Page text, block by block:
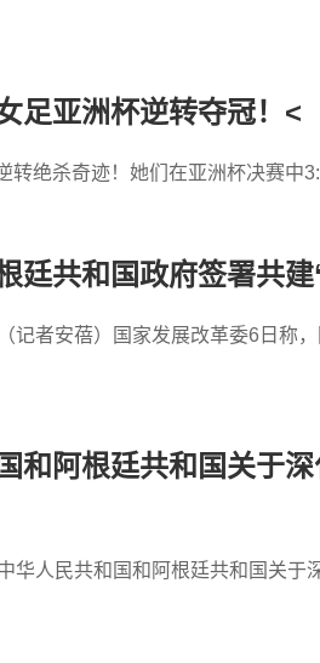
足亚洲杯逆转夺冠！<
转绝杀奇迹！她们在亚洲杯决赛中
廷共和国政府签署共
记者安蓓）国家发展改革委6日称
和阿根廷共和国关于
华人民共和国和阿根廷共和国关